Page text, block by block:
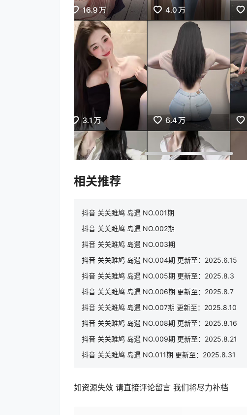
相关推荐
抖音 关关雎鸠 岛遇 NO.001期
抖音 关关雎鸠 岛遇 NO.002期
抖音 关关雎鸠 岛遇 NO.003期
抖音 关关雎鸠 岛遇 NO.004期 更新至：2025.6.15
抖音 关关雎鸠 岛遇 NO.005期 更新至：2025.8.3
抖音 关关雎鸠 岛遇 NO.006期 更新至：2025.8.7
抖音 关关雎鸠 岛遇 NO.007期 更新至：2025.8.10
抖音 关关雎鸠 岛遇 NO.008期 更新至：2025.8.16
抖音 关关雎鸠 岛遇 NO.009期 更新至：2025.8.21
抖音 关关雎鸠 岛遇 NO.011期 更新至：2025.8.31
如资源失效 请直接评论留言 我们将尽力补档